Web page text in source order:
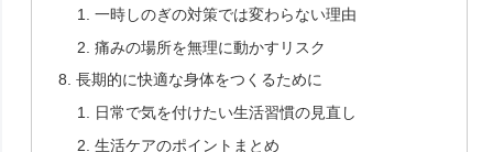
一時しのぎの対策では変わらない理由
痛みの場所を無理に動かすリスク
長期的に快適な身体をつくるために
日常で気を付けたい生活習慣の見直し
生活ケアのポイントまとめ